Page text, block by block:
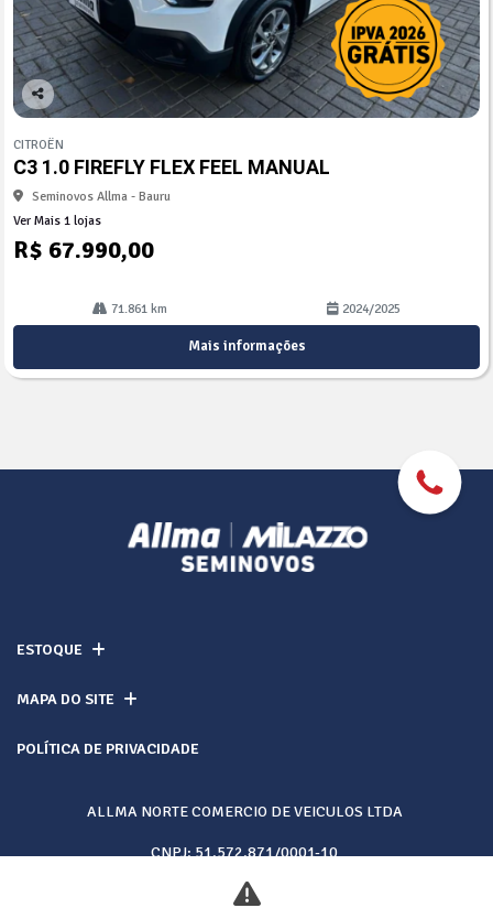
Co
arti
lhe
CITROËN
C3 1.0 FIREFLY FLEX FEEL MANUAL
Seminovos Allma - Bauru
Ver Mais 1 lojas
R$ 67.990,00
71.861 km 2024/2025
Mais informações
ESTOQUE
MAPA DO SITE
POLÍTICA DE PRIVACIDADE
ALLMA NORTE COMERCIO DE VEICULOS LTDA
CNPJ: 51.572.871/0001-10